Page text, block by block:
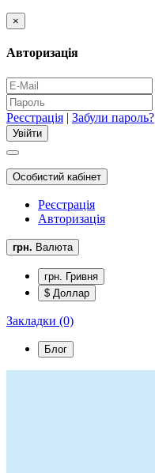
×
Авторизація
Реєстрація | Забули пароль?
Особистий кабінет
Реєстрація
Авторизація
грн. Валюта
грн. Гривня
$ Доллар
Закладки (0)
Блог